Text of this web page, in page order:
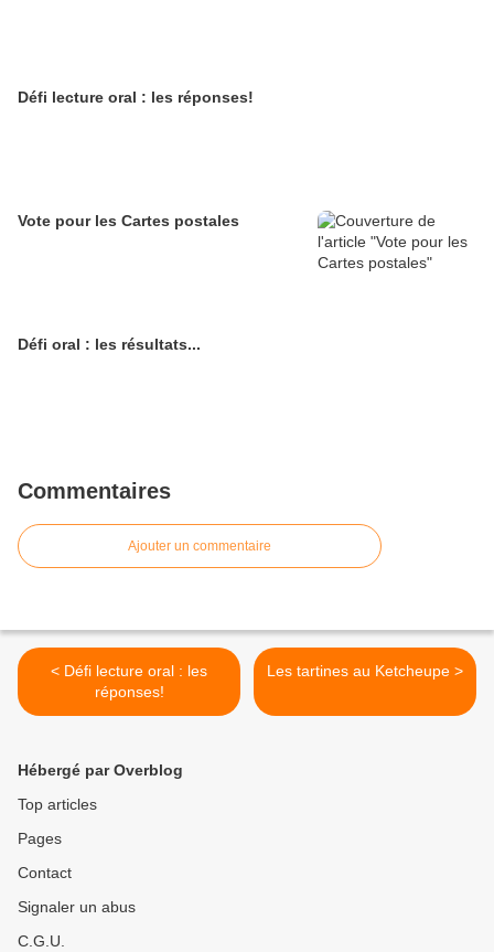
Défi lecture oral : les réponses!
Vote pour les Cartes postales
Défi oral : les résultats...
Commentaires
Ajouter un commentaire
< Défi lecture oral : les
réponses!
Les tartines au Ketcheupe >
Hébergé par Overblog
Top articles
Pages
Contact
Signaler un abus
C.G.U.